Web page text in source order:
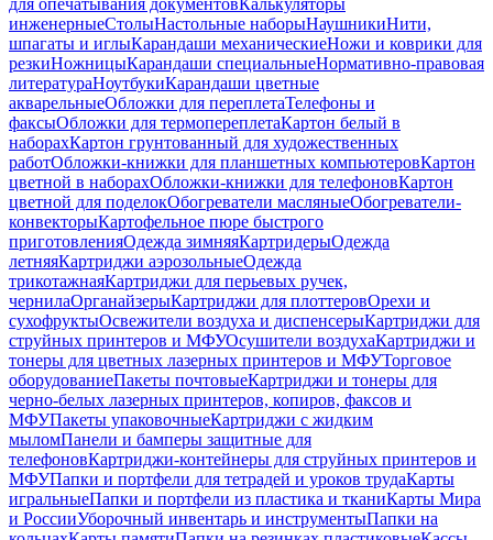
для опечатывания документовКалькуляторы
инженерныеСтолыНастольные наборыНаушникиНити,
шпагаты и иглыКарандаши механическиеНожи и коврики для
резкиНожницыКарандаши специальныеНормативно-правовая
литератураНоутбукиКарандаши цветные
акварельныеОбложки для переплетаТелефоны и
факсыОбложки для термопереплетаКартон белый в
наборахКартон грунтованный для художественных
работОбложки-книжки для планшетных компьютеровКартон
цветной в наборахОбложки-книжки для телефоновКартон
цветной для поделокОбогреватели масляныеОбогреватели-
конвекторыКартофельное пюре быстрого
приготовленияОдежда зимняяКартридерыОдежда
летняяКартриджи аэрозольныеОдежда
трикотажнаяКартриджи для перьевых ручек,
чернилаОрганайзерыКартриджи для плоттеровОрехи и
сухофруктыОсвежители воздуха и диспенсерыКартриджи для
струйных принтеров и МФУОсушители воздухаКартриджи и
тонеры для цветных лазерных принтеров и МФУТорговое
оборудованиеПакеты почтовыеКартриджи и тонеры для
черно-белых лазерных принтеров, копиров, факсов и
МФУПакеты упаковочныеКартриджи с жидким
мыломПанели и бамперы защитные для
телефоновКартриджи-контейнеры для струйных принтеров и
МФУПапки и портфели для тетрадей и уроков трудаКарты
игральныеПапки и портфели из пластика и тканиКарты Мира
и РоссииУборочный инвентарь и инструментыПапки на